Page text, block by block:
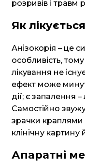
розривів і травм
Як
Анізокорія – це
особливість,
лікування не
ефект може
дії; є запалення
Самостійно
зрачки
клінічну картину
Апаратні